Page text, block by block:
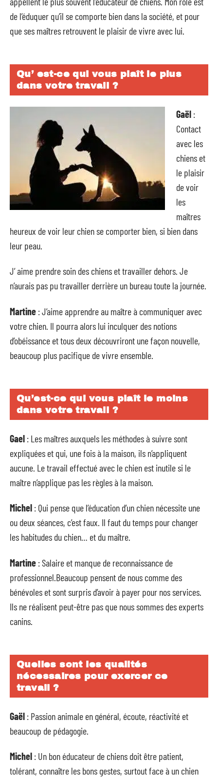
de l’éduquer qu’il se comporte bien dans la société, et pour
que ses maîtres retrouvent le plaisir de vivre avec lui.
Qu’ est-ce qui vous plaît le plus
dans votre travail ?
Gaël:
Contact
avec les
chiens et
le plaisir
de voir
les
maîtres
heureux de voir leur chien se comporter bien, si bien dans
leur peau.
J’ aime prendre soin des chiens et travailler dehors. Je
n’aurais pas pu travailler derrière un bureau toute la journée.
Martine : J’aime apprendre au maître à communiquer avec
votre chien. Il pourra alors lui inculquer des notions
d’obéissance et tous deux découvriront une façon nouvelle,
beaucoup plus pacifique de vivre ensemble.
Qu’est-ce qui vous plaît le moins
dans votre travail ?
Gael : Les maîtres auxquels les méthodes à suivre sont
expliquées et qui, une fois à la maison, ils n’appliquent
aucune. Le travail effectué avec le chien est inutile si le
maître n’applique pas les règles à la maison.
Michel : Qui pense que l’éducation d’un chien nécessite une
ou deux séances, c’est faux. Il faut du temps pour changer
les habitudes du chien… et du maître.
Martine : Salaire et manque de reconnaissance de
professionnel.Beaucoup pensent de nous comme des
bénévoles et sont surpris d’avoir à payer pour nos services.
Ils ne réalisent peut-être pas que nous sommes des experts
canins.
Quelles sont les qualités
nécessaires pour exercer ce
travail ?
Gaël : Passion animale en général, écoute, réactivité et
beaucoup de pédagogie.
Michel : Un bon éducateur de chiens doit être patient,
tolérant, connaître les bons gestes, surtout face à un chien